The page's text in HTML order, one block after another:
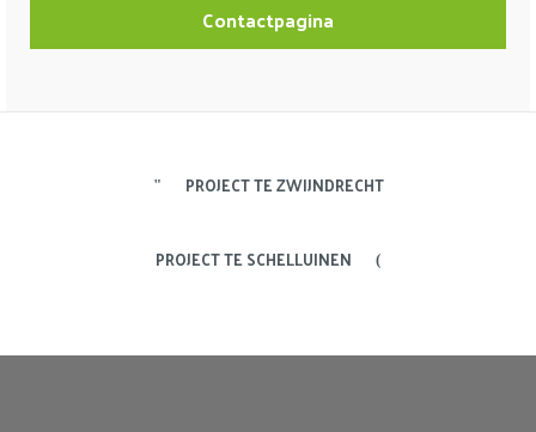
Contactpagina
PROJECT TE ZWIJNDRECHT
PROJECT TE SCHELLUINEN